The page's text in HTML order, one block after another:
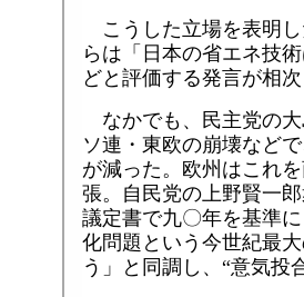
こうした立場を表明
らは「日本の省エネ技
どと評価する発言が相
なかでも、民主党の
ソ連・東欧の崩壊など
が減った。欧州はこれ
張。自民党の上野賢一
議定書で九〇年を基準
化問題という今世紀最
う」と同調し、“意気投